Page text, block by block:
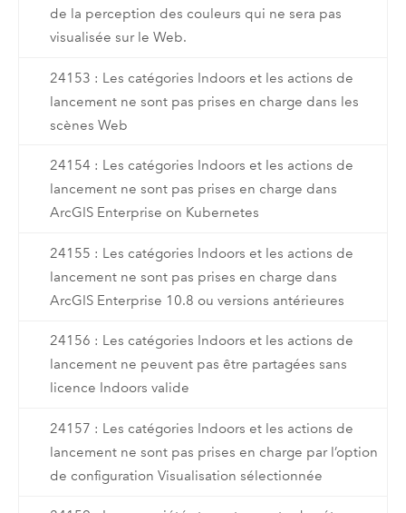
de la perception des couleurs qui ne sera pas
visualisée sur le Web.
24153 : Les catégories Indoors et les actions de
lancement ne sont pas prises en charge dans les
scènes Web
24154 : Les catégories Indoors et les actions de
lancement ne sont pas prises en charge dans
ArcGIS Enterprise on Kubernetes
24155 : Les catégories Indoors et les actions de
lancement ne sont pas prises en charge dans
ArcGIS Enterprise 10.8 ou versions antérieures
24156 : Les catégories Indoors et les actions de
lancement ne peuvent pas être partagées sans
licence Indoors valide
24157 : Les catégories Indoors et les actions de
lancement ne sont pas prises en charge par l’option
de configuration Visualisation sélectionnée